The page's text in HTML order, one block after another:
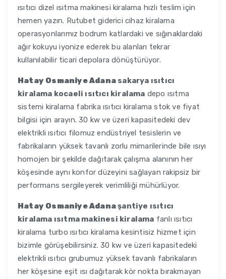
ısıtıcı dizel ısıtma makinesi kiralama hızlı teslim için
hemen yazın. Rutubet giderici cihaz kiralama
operasyonlarımız bodrum katlardaki ve sığınaklardaki
ağır kokuyu iyonize ederek bu alanları tekrar
kullanılabilir ticari depolara dönüştürüyor.
Hatay Osmaniye Adana sakarya ısıtıcı
kiralama kocaeli ısıtıcı kiralama depo ısıtma
sistemi kiralama fabrika ısıtıcı kiralama stok ve fiyat
bilgisi için arayın. 30 kw ve üzeri kapasitedeki dev
elektrikli ısıtıcı filomuz endüstriyel tesislerin ve
fabrikaların yüksek tavanlı zorlu mimarilerinde bile ısıyı
homojen bir şekilde dağıtarak çalışma alanının her
köşesinde aynı konfor düzeyini sağlayan rakipsiz bir
performans sergileyerek verimliliği mühürlüyor.
Hatay Osmaniye Adanaşantiye ısıtıcı
kiralama ısıtma makinesi kiralama fanlı ısıtıcı
kiralama turbo ısıtıcı kiralama kesintisiz hizmet için
bizimle görüşebilirsiniz. 30 kw ve üzeri kapasitedeki
elektrikli ısıtıcı grubumuz yüksek tavanlı fabrikaların
her köşesine eşit ısı dağıtarak kör nokta bırakmayan